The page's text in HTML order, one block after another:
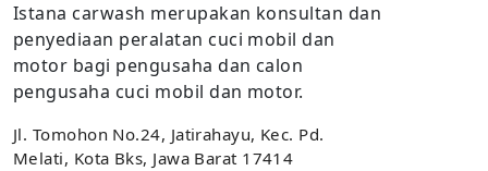
Istana carwash merupakan konsultan dan
penyediaan peralatan cuci mobil dan
motor bagi pengusaha dan calon
pengusaha cuci mobil dan motor.
Jl. Tomohon No.24, Jatirahayu, Kec. Pd.
Melati, Kota Bks, Jawa Barat 17414